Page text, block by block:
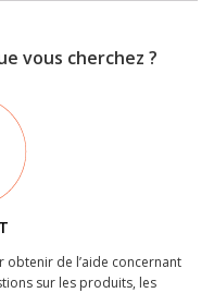
vous cherchez ?
obtenir de l’aide concernant
sur les produits, les